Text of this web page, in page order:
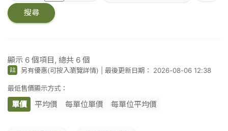
關
鍵
字
搜尋
顯示 6 個項目, 總共 6 個
註 另有優惠(可按入瀏覽詳情) |最後更新日期： 2026-08-06 12:38
最低售價顯示方式：
單價 平均價 每單位單價 每單位平均價